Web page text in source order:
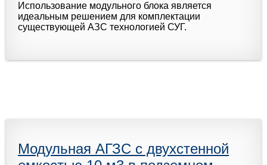
Использование модульного блока является
идеальным решением для комплектации
существующей АЗС технологией СУГ.
Модульная АГЗС с двухстенной